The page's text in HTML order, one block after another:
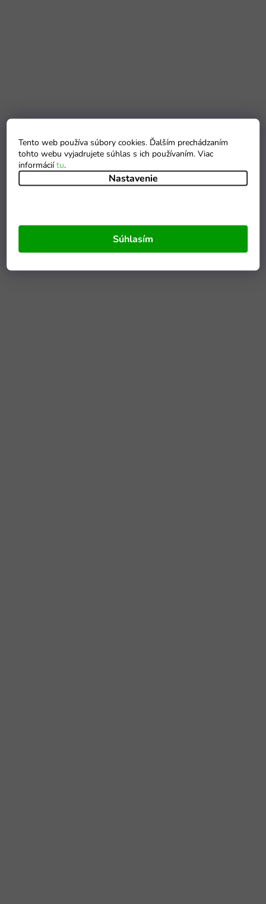
Tento web používa súbory cookies. Ďalším prechádzaním
tohto webu vyjadrujete súhlas s ich používaním. Viac
informáciítu.
Nastavenie
Súhlasím